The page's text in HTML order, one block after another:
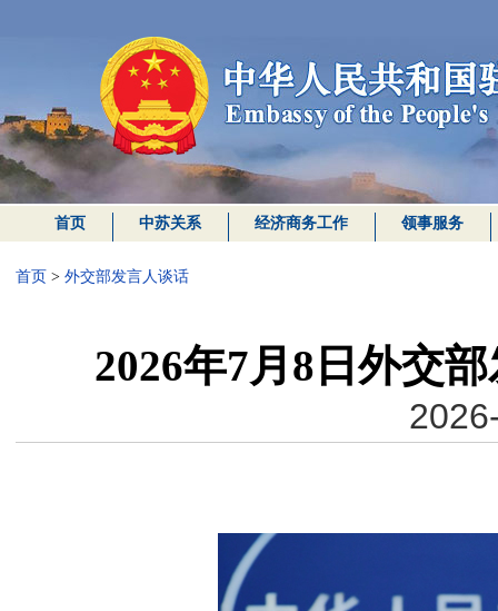
首页 中苏关系 经济商务工作 领事服务
首页 > 外交部发言人谈话
2026年7月8日外交